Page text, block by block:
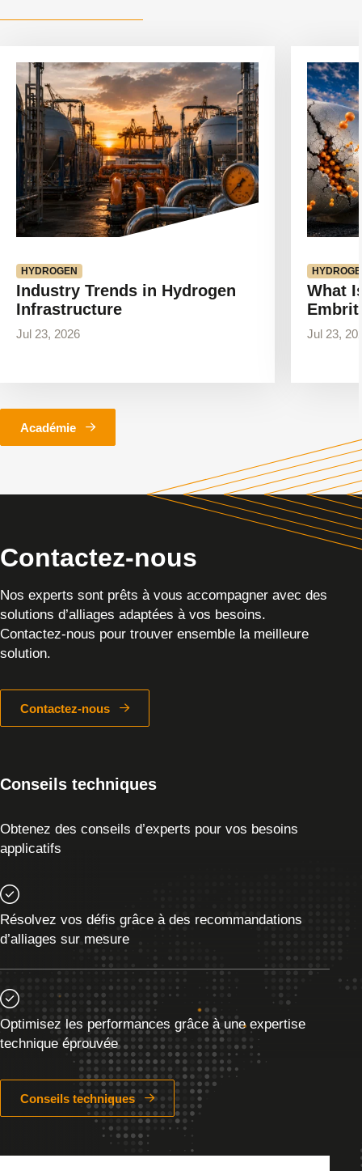
Voir
l'article
HYDROGEN
Industry Trends in Hydrogen
Infrastructure
Jul 23, 2026
Voir
l'article
What
Jul 23,
Académie
Contactez-nous
Nos experts sont prêts à vous accompagner avec des
solutions d’alliages adaptées à vos besoins.
Contactez-nous pour trouver ensemble la meilleure
solution.
Contactez-nous
Conseils techniques
Obtenez des conseils d’experts pour vos besoins
applicatifs
Résolvez vos défis grâce à des recommandations
d’alliages sur mesure
Optimisez les performances grâce à une expertise
technique éprouvée
Conseils techniques